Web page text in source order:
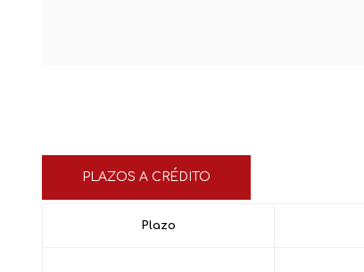
PLAZOS A CRÉDITO
Plazo